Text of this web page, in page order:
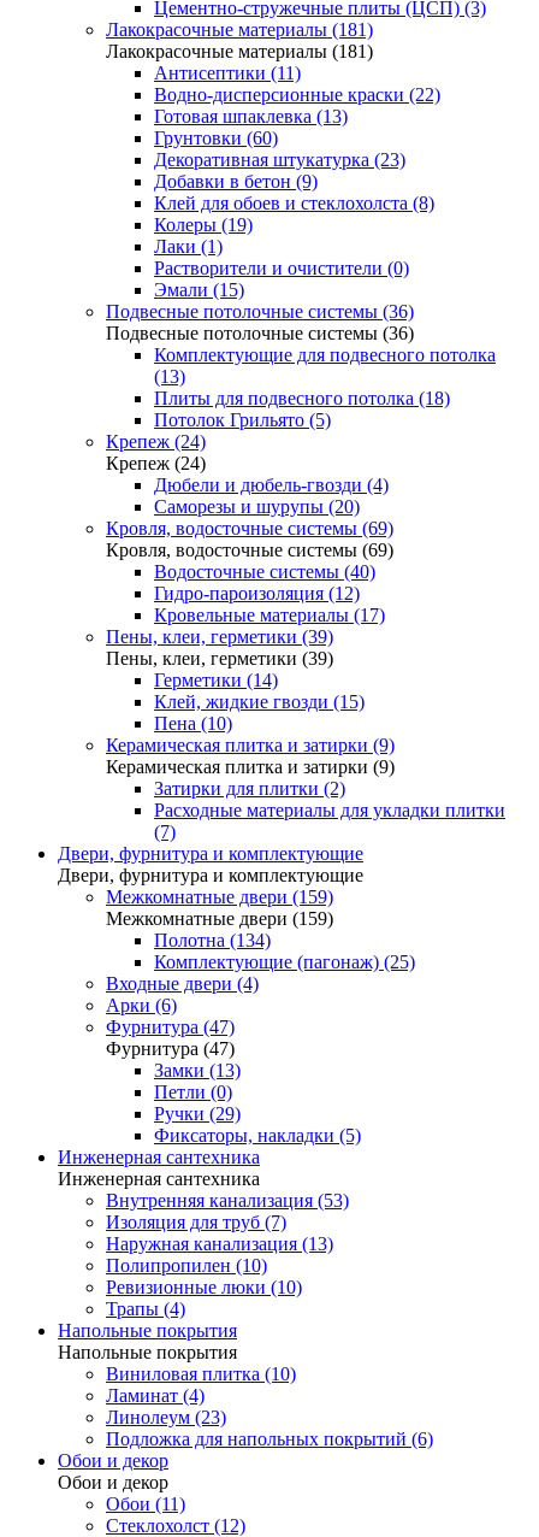
Цементно-стружечные плиты (ЦСП) (3)
Лакокрасочные материалы (181)
Лакокрасочные материалы (181)
Антисептики (11)
Водно-дисперсионные краски (22)
Готовая шпаклевка (13)
Грунтовки (60)
Декоративная штукатурка (23)
Добавки в бетон (9)
Клей для обоев и стеклохолста (8)
Колеры (19)
Лаки (1)
Растворители и очистители (0)
Эмали (15)
Подвесные потолочные системы (36)
Подвесные потолочные системы (36)
Комплектующие для подвесного потолка
(13)
Плиты для подвесного потолка (18)
Потолок Грильято (5)
Крепеж (24)
Крепеж (24)
Дюбели и дюбель-гвозди (4)
Саморезы и шурупы (20)
Кровля, водосточные системы (69)
Кровля, водосточные системы (69)
Водосточные системы (40)
Гидро-пароизоляция (12)
Кровельные материалы (17)
Пены, клеи, герметики (39)
Пены, клеи, герметики (39)
Герметики (14)
Клей, жидкие гвозди (15)
Пена (10)
Керамическая плитка и затирки (9)
Керамическая плитка и затирки (9)
Затирки для плитки (2)
Расходные материалы для укладки плитки
(7)
Двери, фурнитура и комплектующие
Двери, фурнитура и комплектующие
Межкомнатные двери (159)
Межкомнатные двери (159)
Полотна (134)
Комплектующие (пагонаж) (25)
Входные двери (4)
Арки (6)
Фурнитура (47)
Фурнитура (47)
Замки (13)
Петли (0)
Ручки (29)
Фиксаторы, накладки (5)
Инженерная сантехника
Инженерная сантехника
Внутренняя канализация (53)
Изоляция для труб (7)
Наружная канализация (13)
Полипропилен (10)
Ревизионные люки (10)
Трапы (4)
Напольные покрытия
Напольные покрытия
Виниловая плитка (10)
Ламинат (4)
Линолеум (23)
Подложка для напольных покрытий (6)
Обои и декор
Обои и декор
Обои (11)
Стеклохолст (12)